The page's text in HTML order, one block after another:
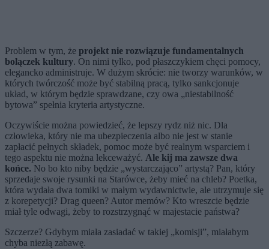
Problem w tym, że projekt nie rozwiązuje fundamentalnych
bolączek kultury. On nimi tylko, pod płaszczykiem chęci pomocy,
elegancko administruje. W dużym skrócie: nie tworzy warunków, w
których twórczość może być stabilną pracą, tylko sankcjonuje
układ, w którym będzie sprawdzane, czy owa „niestabilność
bytowa” spełnia kryteria artystyczne.
Oczywiście można powiedzieć, że lepszy rydz niż nic. Dla
człowieka, który nie ma ubezpieczenia albo nie jest w stanie
zapłacić pełnych składek, pomoc może być realnym wsparciem i
tego aspektu nie można lekceważyć. Ale kij ma zawsze dwa
końce. No bo kto niby będzie „wystarczająco” artystą? Pan, który
sprzedaje swoje rysunki na Starówce, żeby mieć na chleb? Poetka,
która wydała dwa tomiki w małym wydawnictwie, ale utrzymuje się
z korepetycji? Drag queen? Autor memów? Kto wreszcie będzie
miał tyle odwagi, żeby to rozstrzygnąć w majestacie państwa?
Szczerze? Gdybym miała zasiadać w takiej „komisji”, miałabym
chyba niezłą zabawę.